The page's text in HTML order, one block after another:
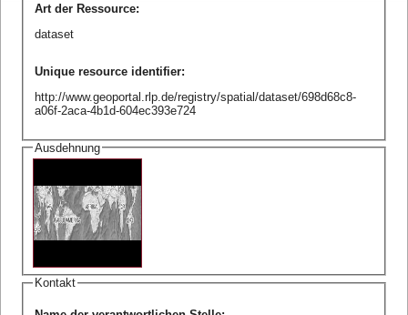
Art der Ressource:
dataset
Unique resource identifier:
http://www.geoportal.rlp.de/registry/spatial/dataset/698d68c8-
a06f-2aca-4b1d-604ec393e724
Ausdehnung
Kontakt